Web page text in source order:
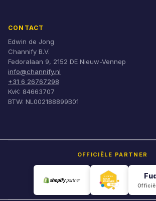
CONTACT
Edwin de Jong
Channify B.V.
Fedoralaan 9, 2152 DE Nieuw-Vennep
info@channify.nl
+31 6 26767298
KvK: 84663707
BTW: NL002188899B01
OFFICIËLE PARTNER